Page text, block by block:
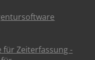
für Zeiterfassung -